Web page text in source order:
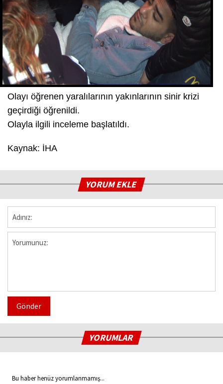
Olayı öğrenen yaralılarının yakınlarının sinir krizi
geçirdiği öğrenildi.
Olayla ilgili inceleme başlatıldı.
Kaynak: İHA
YORUM EKLE
Gönder
YORUMLAR
Bu haber henüz yorumlanmamış...